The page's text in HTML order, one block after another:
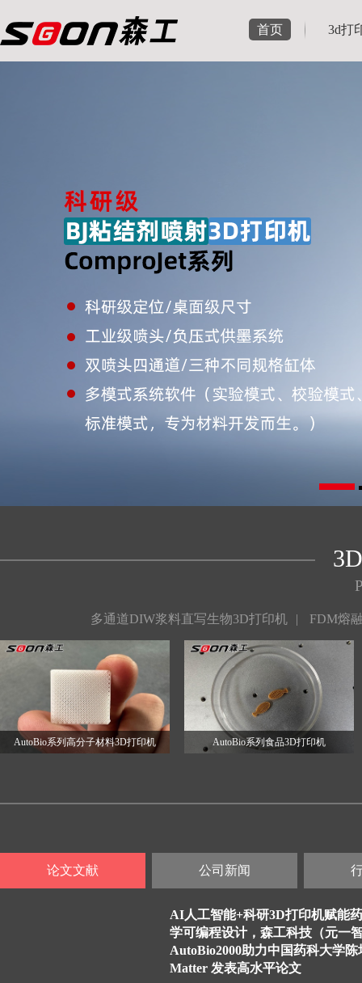
首页 3d打
多通道DIW浆料直写生物3D打印机 | FDM熔
AutoBio系列高分子材料3D打印机 AutoBio系列食品3D打印机
论文文献 公司新闻
AI人工智能+科研3D打印机赋能
学可编程设计，森工科技（元一
AutoBio2000助力中国药科大学
Matter 发表高水平论文